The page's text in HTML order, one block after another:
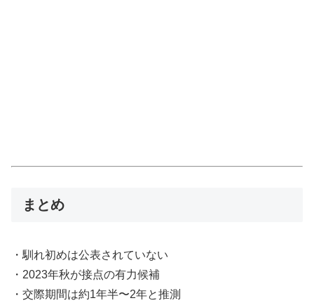
まとめ
・馴れ初めは公表されていない
・2023年秋が接点の有力候補
・交際期間は約1年半〜2年と推測